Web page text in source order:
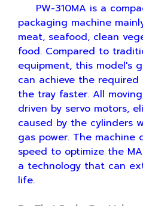
PW-310MA is a
packaging machine
meat, seafood, clean
food. Compared to
equipment, this model's
can achieve the
the tray faster. All
driven by servo motors,
caused by the cylinders
gas power. The machine
speed to optimize the
a technology that can
life.